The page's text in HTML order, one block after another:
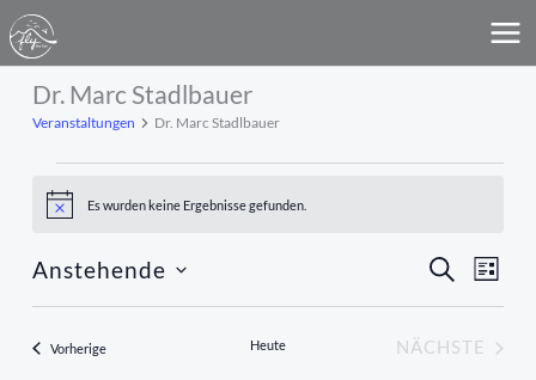
Zum
Inhalt
springen
Dr. Marc Stadlbauer
Veranstaltungen Dr. Marc Stadlbauer
Veranstaltungen
HinweisEs wurden keine Ergebnisse gefunden.
Ansichten,
SUCHE
LISTE
Anstehende
VorherigeVeranstaltungen Heute
NÄCHSTE